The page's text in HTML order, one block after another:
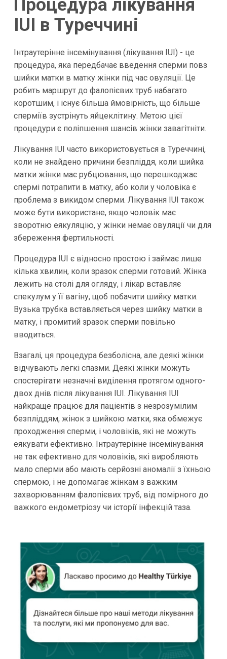
Процедура лікування
IUI в Туреччині
Інтраутерінне інсемінування (лікування IUI) - це
процедура, яка передбачає введення сперми повз
шийки матки в матку жінки під час овуляції. Це
робить маршрут до фалопієвих труб набагато
коротшим, і існує більша ймовірність, що більше
сперміїв зустрінуть яйцеклітину. Метою цієї
процедури є поліпшення шансів жінки завагітніти.
Лікування IUI часто використовується в Туреччині,
коли не знайдено причини безпліддя, коли шийка
матки жінки має рубцювання, що перешкоджає
спермі потрапити в матку, або коли у чоловіка є
проблема з викидом сперми. Лікування IUI також
може бути використане, якщо чоловік має
зворотню еякуляцію, у жінки немає овуляції чи для
збереження фертильності.
Процедура IUI є відносно простою і займає лише
кілька хвилин, коли зразок сперми готовий. Жінка
лежить на столі для огляду, і лікар вставляє
спекулум у її вагіну, щоб побачити шийку матки.
Вузька трубка вставляється через шийку матки в
матку, і промитий зразок сперми повільно
вводиться.
Взагалі, ця процедура безболісна, але деякі жінки
відчувають легкі спазми. Деякі жінки можуть
спостерігати незначні виділення протягом одного-
двох днів після лікування IUI. Лікування IUI
найкраще працює для пацієнтів з незрозумілим
безпліддям, жінок з шийкою матки, яка обмежує
проходження сперми, і чоловіків, які не можуть
еякувати ефективно. Інтраутерінне інсемінування
не так ефективно для чоловіків, які виробляють
мало сперми або мають серйозні аномалії з їхньою
спермою, і не допомагає жінкам з важким
захворюванням фалопієвих труб, від помірного до
важкого ендометріозу чи історії інфекцій таза.